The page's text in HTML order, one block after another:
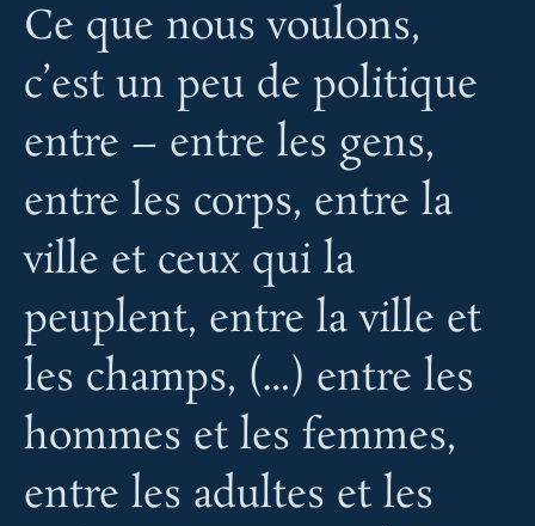
Ce que nous voulons,
c’est un peu de politique
entre – entre les gens,
entre les corps, entre la
ville et ceux qui la
peuplent, entre la ville et
les champs, (…) entre les
hommes et les femmes,
entre les adultes et les